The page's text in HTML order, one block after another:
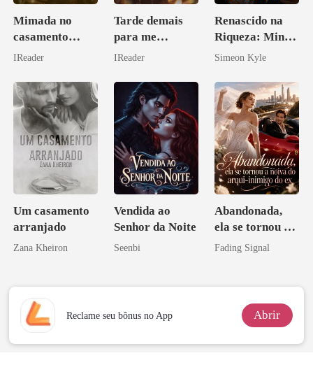
Mimada no
casamento
relâmpago com
IReader
Tarde demais
para me
reconquistar!
IReader
Renascido na
Riqueza: Minha
Vingança
Simeon Kyle
Um casamento
arranjado
Zana Kheiron
Vendida ao
Senhor da Noite
Seenbi
Abandonada,
ela se tornou a
noiva do arqui-
Fading Signal
Reclame seu bônus no App Abrir